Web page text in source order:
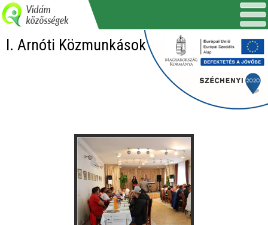
I. Arnóti Közmunkások Napja